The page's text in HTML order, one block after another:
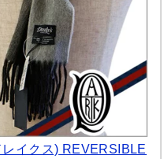
レイクス) REVERSIBLE